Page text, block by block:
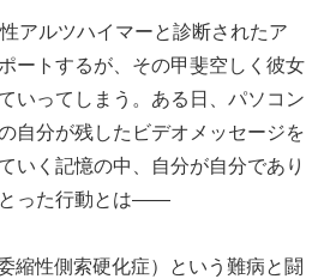
アルツハイマーと診断されたア
ートするが、その甲斐空しく彼女
いってしまう。ある日、パソコン
自分が残したビデオメッセージを
いく記憶の中、自分が自分であり
とった行動とは――
縮性側索硬化症）という難病と闘